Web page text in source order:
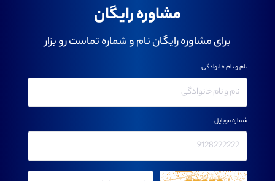
مشاوره رایگان
برای مشاوره رایگان نام و شماره تماست رو بزار
نام و نام خانوادگی
شماره موبایل